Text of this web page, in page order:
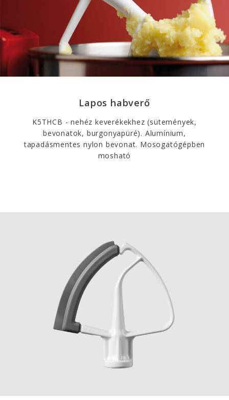
Lapos habverő
K5THCB - nehéz keverékekhez (sütemények,
bevonatok, burgonyapüré). Alumínium,
tapadásmentes nylon bevonat. Mosogatógépben
mosható